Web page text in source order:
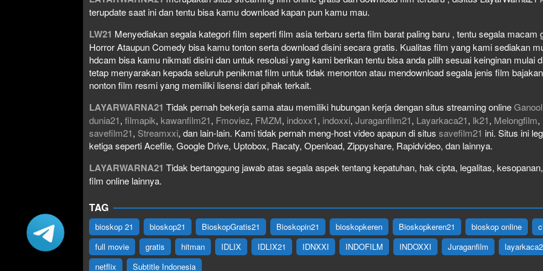
terupdate saat ini dan tentu bisa kamu download kapan pun kamu mau.
LW21 Menyediakan segala kategori film seperti film asia terbaru serta film barat paling baru , tentu segala
Horror Ataupun Comedy bisa kamu tonton serta download disini secara gratis. Kualitas film yang kami sediakan
hdcam bisa kamu nikmati disini dan untuk resolusi yang kami berikan tentu bisa anda pilih sesuai keinginan mulai
tetap menyarakan kepada seluruh penikmat film untuk tidak menonton atau mendownload segala jenis film
nonton film resmi yang memiliki lisensi dari pihak terkait.
LAYARWARNA21 Tidak pernah bekerja sama atau memiliki hubungan kerja dengan situs streaming onlineGanool
dunia21, filmapik, kawanfilm21, Fmoviez, FMZM, indoxx1, indoxxi, Juraganfilm21, Layarkaca21, lk21, Melongfilm,
savefilm21, Streamxxi, dan lain-lain. Kami tidak pernah meng-host video apapun di situs savefilm21 ini. Situs ini
ketiga seperti Acefile, Google Drive, Uptobox, Racaty, Openload, Zippyshare, Rapidvideo, dan lainnya.
LAYARWARNA21 Tidak bertanggung jawab atas segala aspek tentang kepatuhan, hak cipta, legalitas,
film online lainnya.
TAG
bioskop 21 bioskop21 BioskopGratis21 Bioskopin21 bioskopkeren Bioskopkeren21 bioskop online
full movie
gratis hitman IDLIX IDLIX21 IDNXXI INDOFILM INDOXXI Juraganfilm
netflix
Subtitle Indonesia